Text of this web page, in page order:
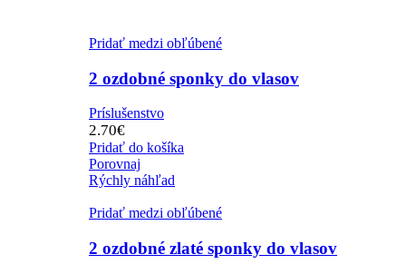
Pridať medzi obľúbené
2 ozdobné sponky do vlasov
Príslušenstvo
2.70€
Pridať do košíka
Porovnaj
Rýchly náhľad
Pridať medzi obľúbené
2 ozdobné zlaté sponky do vlasov